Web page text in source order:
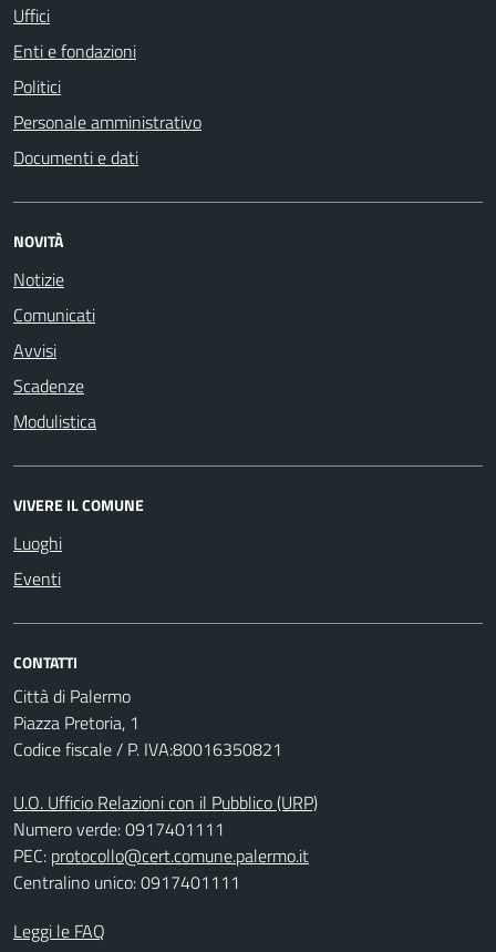
Uffici
Enti e fondazioni
Politici
Personale amministrativo
Documenti e dati
NOVITÀ
Notizie
Comunicati
Avvisi
Scadenze
Modulistica
VIVERE IL COMUNE
Luoghi
Eventi
CONTATTI
Città di Palermo
Piazza Pretoria, 1
Codice fiscale / P. IVA:80016350821
U.O. Ufficio Relazioni con il Pubblico (URP)
Numero verde: 0917401111
PEC: protocollo@cert.comune.palermo.it
Centralino unico: 0917401111
Leggi le FAQ